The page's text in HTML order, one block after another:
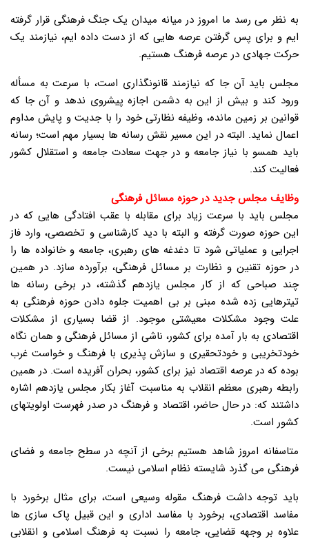
به نظر می رسد ما امروز در میانه میدان یک جنگ فرهنگی قرار گرفته
ایم و برای پس گرفتن عرصه هایی که از دست داده ایم، نیازمند یک
حرکت جهادی در عرصه فرهنگ هستیم.
مجلس باید آن جا که نیازمند قانونگذاری است، با سرعت به مسأله
ورود کند و بیش از این به دشمن اجازه پیشروی ندهد و آن جا که
قوانین بر زمین مانده، وظیفه نظارتی خود را با جدیت و پایش مداوم
اعمال نماید. البته در این مسیر نقش رسانه ها بسیار مهم است؛ رسانه
باید همسو با نیاز جامعه و در جهت سعادت جامعه و استقلال کشور
فعالیت کند.
وظایف مجلس جدید در حوزه مسائل فرهنگی
مجلس باید با سرعت زیاد برای مقابله با عقب افتادگی هایی که در
این حوزه صورت گرفته و البته با دید کارشناسی و تخصصی، وارد فاز
اجرایی و عملیاتی شود تا دغدغه های رهبری، جامعه و خانواده ها را
در حوزه تقنین و نظارت بر مسائل فرهنگی، برآورده سازد. در همین
چند صباحی که از کار مجلس یازدهم گذشته، در برخی رسانه ها
تیترهایی زده شده مبنی بر بی اهمیت جلوه دادن حوزه فرهنگی به
علت وجود مشکلات معیشتی موجود. از قضا بسیاری از مشکلات
اقتصادی به بار آمده برای کشور، ناشی از مسائل فرهنگی و همان نگاه
خودتخریبی و خودتحقیری و سازش پذیری با فرهنگ و خواست غرب
بوده که در عرصه اقتصاد نیز برای کشور، بحران آفریده است. در همین
رابطه رهبری معظم انقلاب به مناسبت آغاز بکار مجلس یازدهم اشاره
داشتند که: در حال حاضر، اقتصاد و فرهنگ در صدر فهرست اولویتهای
کشور است.
متاسفانه امروز شاهد هستیم برخی از آنچه در سطح جامعه و فضای
فرهنگی می گذرد شایسته نظام اسلامی نیست.
باید توجه داشت فرهنگ مقوله وسیعی است، برای مثال برخورد با
مفاسد اقتصادی، برخورد با مفاسد اداری و این قبیل پاک سازی ها
علاوه بر وجهه قضایی، جامعه را نسبت به فرهنگ اسلامی و انقلابی